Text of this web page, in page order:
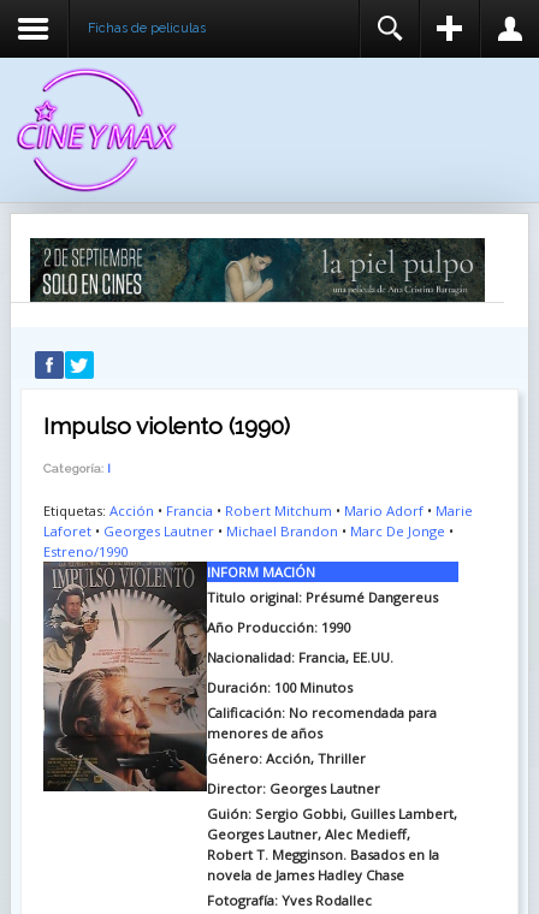
Fichas de peliculas
RECUÉRDEME
IDENTIFICARSE
REGISTER
Impulso violento (1990)
Categoría: I
Etiquetas: Acción • Francia • Robert Mitchum • Mario Adorf• Marie
Laforet• Georges Lautner• Michael Brandon • Marc De Jonge •
Estreno/1990
INFORM MACIÓN
Titulo original: Présumé Dangereus
Año Producción: 1990
Nacionalidad: Francia, EE.UU.
Duración: 100 Minutos
Calificación: No recomendada para
menores de años
Género: Acción, Thriller
Director: Georges Lautner
Guión: Sergio Gobbi, Guilles Lambert,
Georges Lautner, Alec Medieff,
Robert T. Megginson. Basados en la
novela de James Hadley Chase
Fotografía: Yves Rodallec